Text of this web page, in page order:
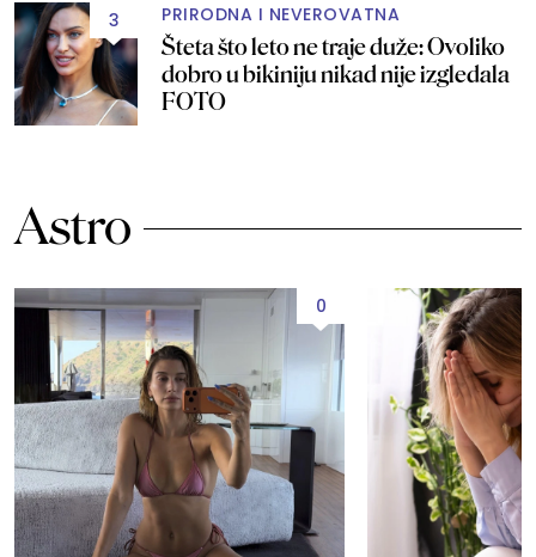
3 PRIRODNA I NEVEROVATNA
Šteta što leto ne traje duže: Ovoliko
dobro u bikiniju nikad nije izgledala
FOTO
Astro
0